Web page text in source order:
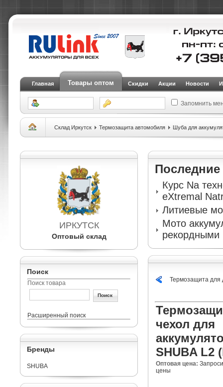
Главная Товары оптом Скидки Акции Новости
Запомнить
Склад Иркутск Термозащита автомобиля Шуба для
ИРКУТСК
Оптовый склад
Поиск
Поиск товара
Расширенный поиск
Бренды
SHUBA
Последние
Курс Na
eXtremal
Литиевые
Мото
рекордными
Термозащита для
чехол для
SHUBA L2
Оптовая цена:
цены